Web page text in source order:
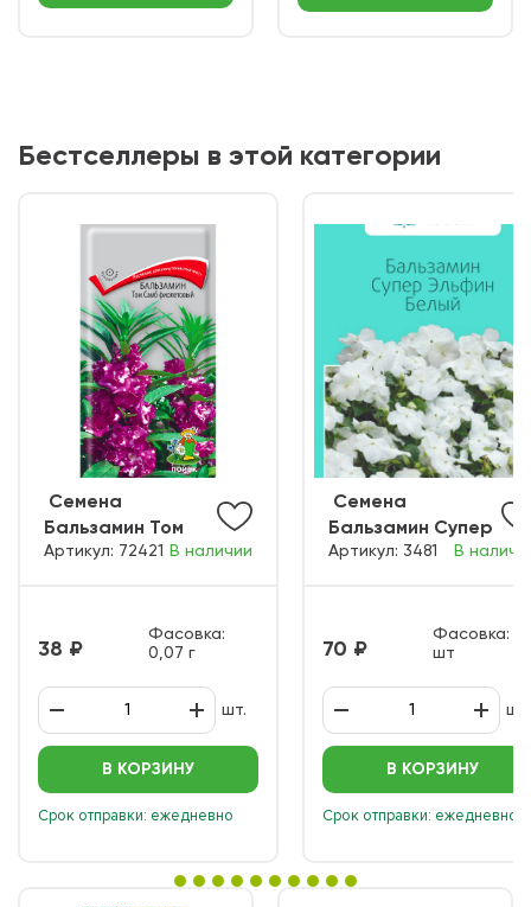
Бестселлеры в этой категории
ㅤ Семена
Бальзамин Том
Самб фиолетовый
Артикул: 72421 В наличии
38
Фасовка:
0,07 г
шт.
В КОРЗИНУ
Срок отправки: ежедневно
ㅤ Семена
Бальзамин Супер
эльфин Белый
Артикул: 3481 В
70
Фасовка: 6
шт
шт.
В КОРЗИНУ
Срок отправки: ежедневно